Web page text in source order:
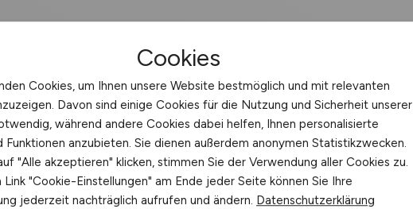
-vorbereitung und -management
Diagnostik der Proben
mittels MALDI-TOF
von Untersuchungen mittels Real-Time PCR
bei Neu- und Weiterentwicklung von Methoden
Qualitätskontrolle
Cookies
Cookies, um Ihnen unsere Website bestmöglich und mit relevanten
Davon sind einige Cookies für die Nutzung und Sicherheit unserer
während andere Cookies dabei helfen, Ihnen personalisierte
Funktionen anzubieten. Sie dienen außerdem anonymen Statistikzwecken.
"Alle akzeptieren" klicken, stimmen Sie der Verwendung aller Cookies zu.
"Cookie-Einstellungen" am Ende jeder Seite können Sie Ihre
jederzeit nachträglich aufrufen und ändern. Datenschutzerklärung